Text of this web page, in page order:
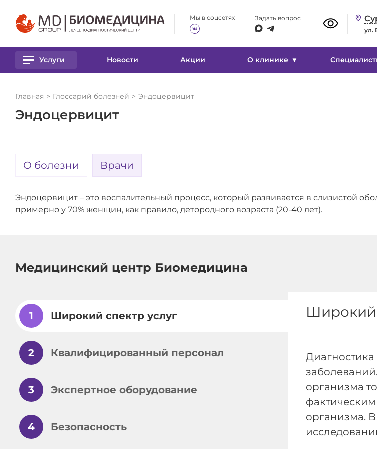
Размер шрифта
А А А
Цвет
А
Вкл
Мы в соцсетях Задать вопрос
ул.
Услуги Новости Акции О клинике
Главная Глоссарий болезней Эндоцервицит
Эндоцервицит
О болезни Врачи
Эндоцервицит – это воспалительный процесс, который развивается в слизистой
примерно у 70% женщин, как правило, детородного возраста (20-40 лет).
Медицинский центр Биомедицина
1 Широкий спектр услуг
2 Квалифицированный персонал
3 Экспертное оборудование
4 Безопасность
Широкий
организма
организма.